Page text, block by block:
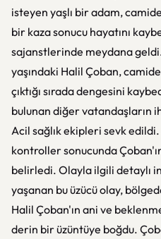
isteyen yaşlı bir adam,
bir kaza sonucu hayatını
sajanstlerinde meydana
yaşındaki Halil Çoban,
çıktığı sırada dengesini
bulunan diğer vatandaşların
Acil sağlık ekipleri sevk
kontroller sonucunda
belirledi. Olayla ilgili detaylı
yaşanan bu üzücü olay,
Halil Çoban'ın ani ve
derin bir üzüntüye boğdu.